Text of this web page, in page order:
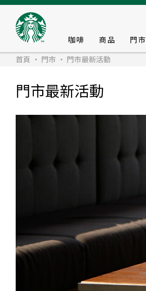
咖啡 商品 門市
首頁
門市 門市最新活動
門市最新活動